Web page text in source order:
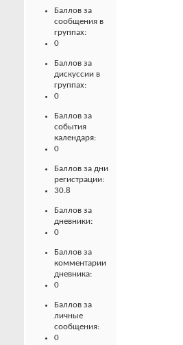
Баллов за
сообщения в
группах:
0
Баллов за
дискуссии в
группах:
0
Баллов за
события
календаря:
0
Баллов за дни
регистрации:
30.8
Баллов за
дневники:
0
Баллов за
комментарии
дневника:
0
Баллов за
личные
сообщения:
0